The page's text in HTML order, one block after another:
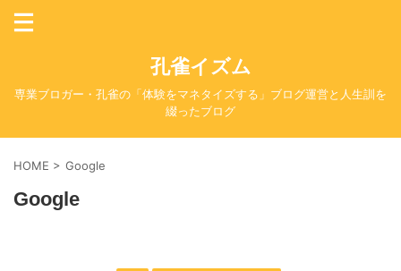
孔雀イズム
専業ブロガー・孔雀の「体験をマネタイズする」ブログ運営と人生訓を
綴ったブログ
HOME > Google
Google